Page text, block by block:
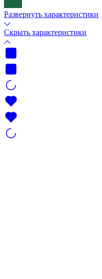
Развернуть характеристики
Скрыть характеристики